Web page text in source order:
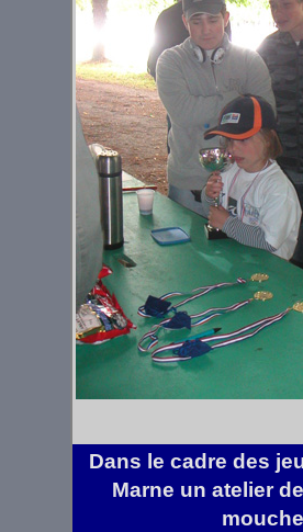
Dans le cadre des
Marne un atelier
mouche